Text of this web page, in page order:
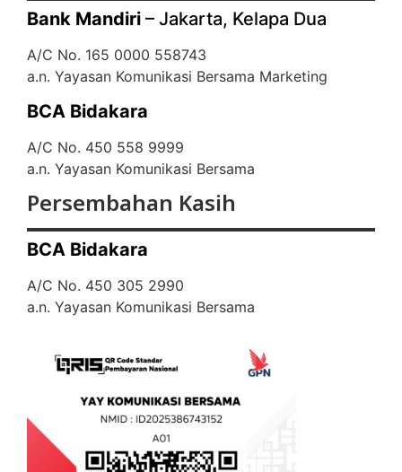
Bank Mandiri – Jakarta, Kelapa Dua
A/C No. 165 0000 558743
a.n. Yayasan Komunikasi Bersama Marketing
BCA Bidakara
A/C No. 450 558 9999
a.n. Yayasan Komunikasi Bersama
Persembahan Kasih
BCA Bidakara
A/C No. 450 305 2990
a.n. Yayasan Komunikasi Bersama